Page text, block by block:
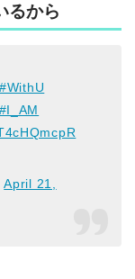
るから
#WithU
#I_AM
April 21,